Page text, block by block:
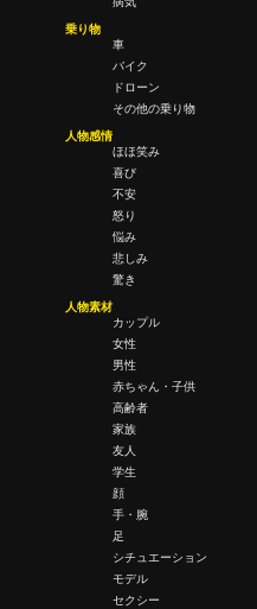
乗り物
車
バイク
ドローン
その他の乗り物
人物感情
ほほ笑み
喜び
不安
怒り
悩み
悲しみ
驚き
人物素材
カップル
女性
男性
赤ちゃん・子供
高齢者
家族
友人
学生
顔
手・腕
足
シチュエーション
モデル
セクシー